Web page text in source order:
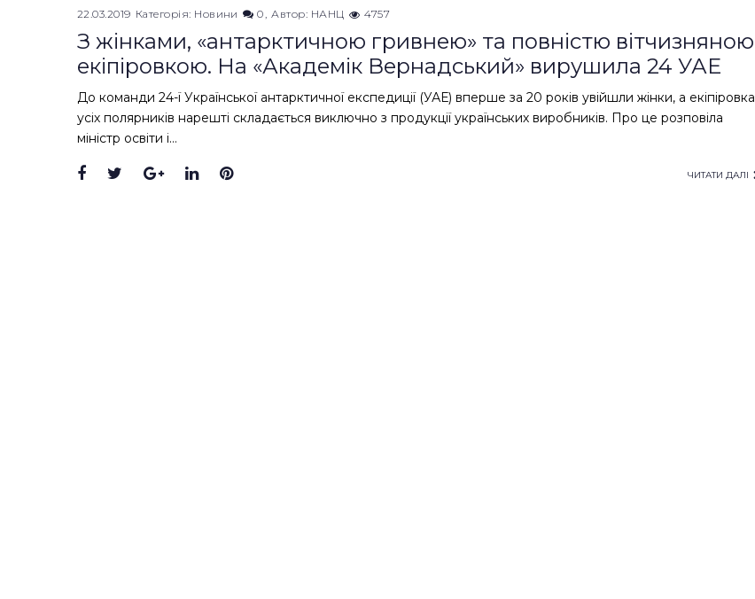
22.03.2019 Категорія: Новини 0 Автор: НАНЦ 4757
З жінками, «антарктичною гривнею» та повністю вітчизняною
екіпіровкою. На «Академік Вернадський» вирушила 24 УАЕ
До команди 24-ї Української антарктичної експедиції (УАЕ) вперше за 20 років увійшли жінки, а екіпіровка
усіх полярників нарешті складається виключно з продукції українських виробників. Про це розповіла
міністр освіти і…
Facebook
TwitterGoogle+
LinkedInPinterest ЧИТАТИ ДАЛІ